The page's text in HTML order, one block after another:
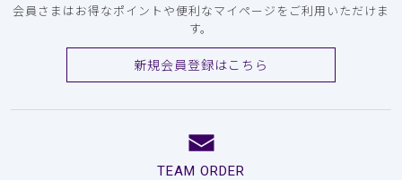
会員さまはお得なポイントや便利なマイページをご利用いただけま
す。
新規会員登録はこちら
TEAM ORDER